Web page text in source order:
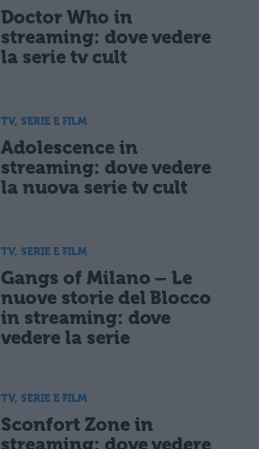
Doctor Who in
streaming: dove vedere
la serie tv cult
TV, SERIE E FILM
Adolescence in
streaming: dove vedere
la nuova serie tv cult
TV, SERIE E FILM
Gangs of Milano – Le
nuove storie del Blocco
in streaming: dove
vedere la serie
TV, SERIE E FILM
Sconfort Zone in